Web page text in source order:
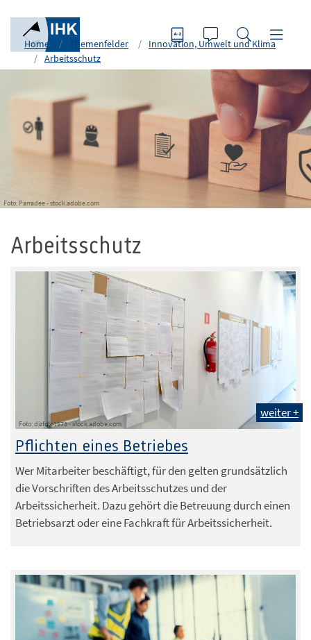
Home Themenfelder
Innovation, Umwelt und Klima
Arbeitsschutz
Foto: Parradee - stock.adobe.com
Arbeitsschutz
Foto: dizfoto1973 - stock.adobe.com
weiter +
Pflichten eines Betriebes
Wer Mitarbeiter beschäftigt, für den gelten grundsätzlich
die Vorschriften des Arbeitsschutzes und der
Arbeitssicherheit. Dazu gehört die Betreuung durch einen
Betriebsarzt oder eine Fachkraft für Arbeitssicherheit.